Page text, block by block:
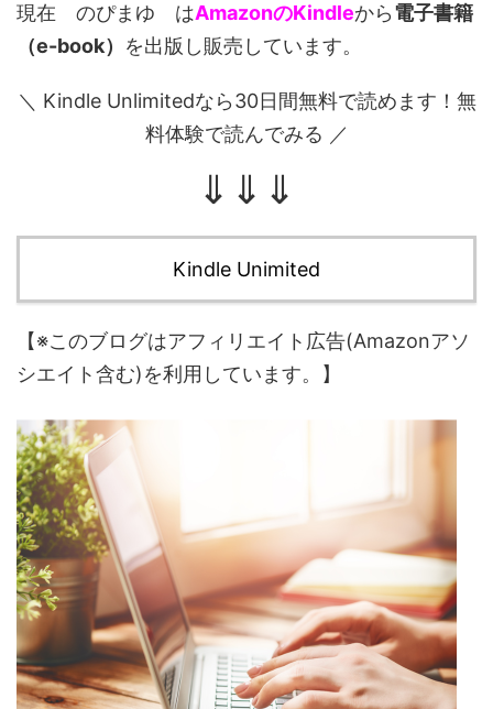
現在 のぴまゆ はAmazonのKindleから電子書籍
（e-book） を出版し販売しています。
＼ Kindle Unlimitedなら30日間無料で読めます！無
料体験で読んでみる ／
⇓⇓⇓
Kindle Unimited
【※このブログはアフィリエイト広告(Amazonアソ
シエイト含む)を利用しています。】